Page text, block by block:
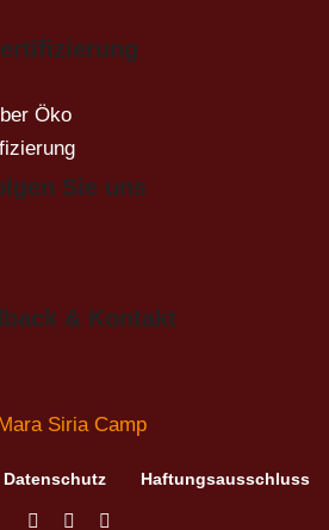
Sie uns
& Kontakt
Datenschutz Haftungsausschluss